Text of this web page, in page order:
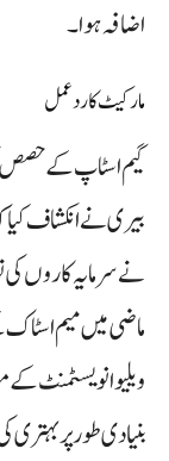
اضافہ ہوا۔
مارکیٹ کا ردعمل
گیم اسٹاپ کے حصص
بیری نے انکشاف
نے سرمایہ کاروں کی
ماضی میں میم
ویلیو انویسٹمنٹ
بنیادی طور پر